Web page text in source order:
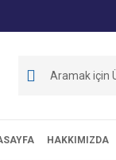
HAKKIMIZDA